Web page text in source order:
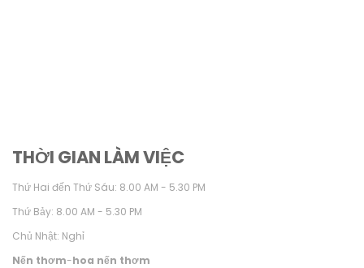
THỜI GIAN LÀM VIỆC
Thứ Hai đến Thứ Sáu: 8.00 AM - 5.30 PM
Thứ Bảy: 8.00 AM - 5.30 PM
Chủ Nhật: Nghỉ
Nến thơm-hoa nến thơm